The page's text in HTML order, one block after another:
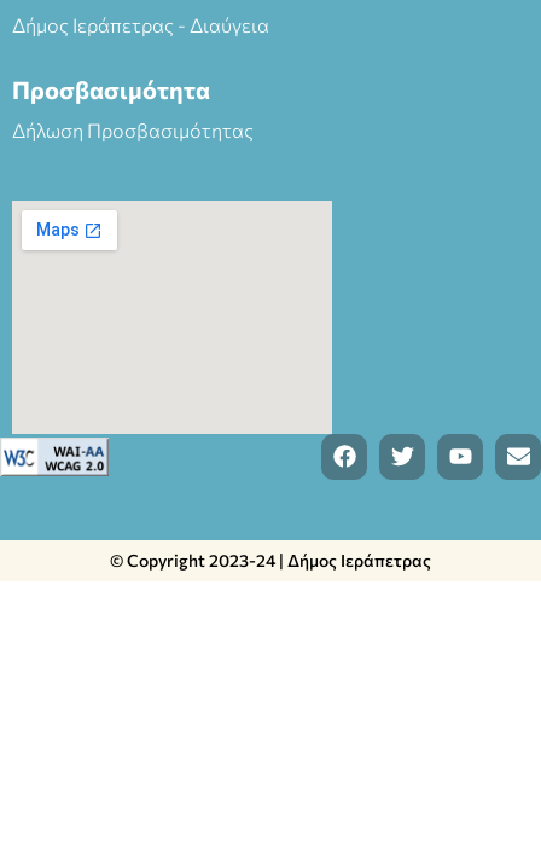
Δήμος Ιεράπετρας - Διαύγεια
Προσβασιμότητα
Δήλωση Προσβασιμότητας
© Copyright 2023-24 | Δήμος Ιεράπετρας